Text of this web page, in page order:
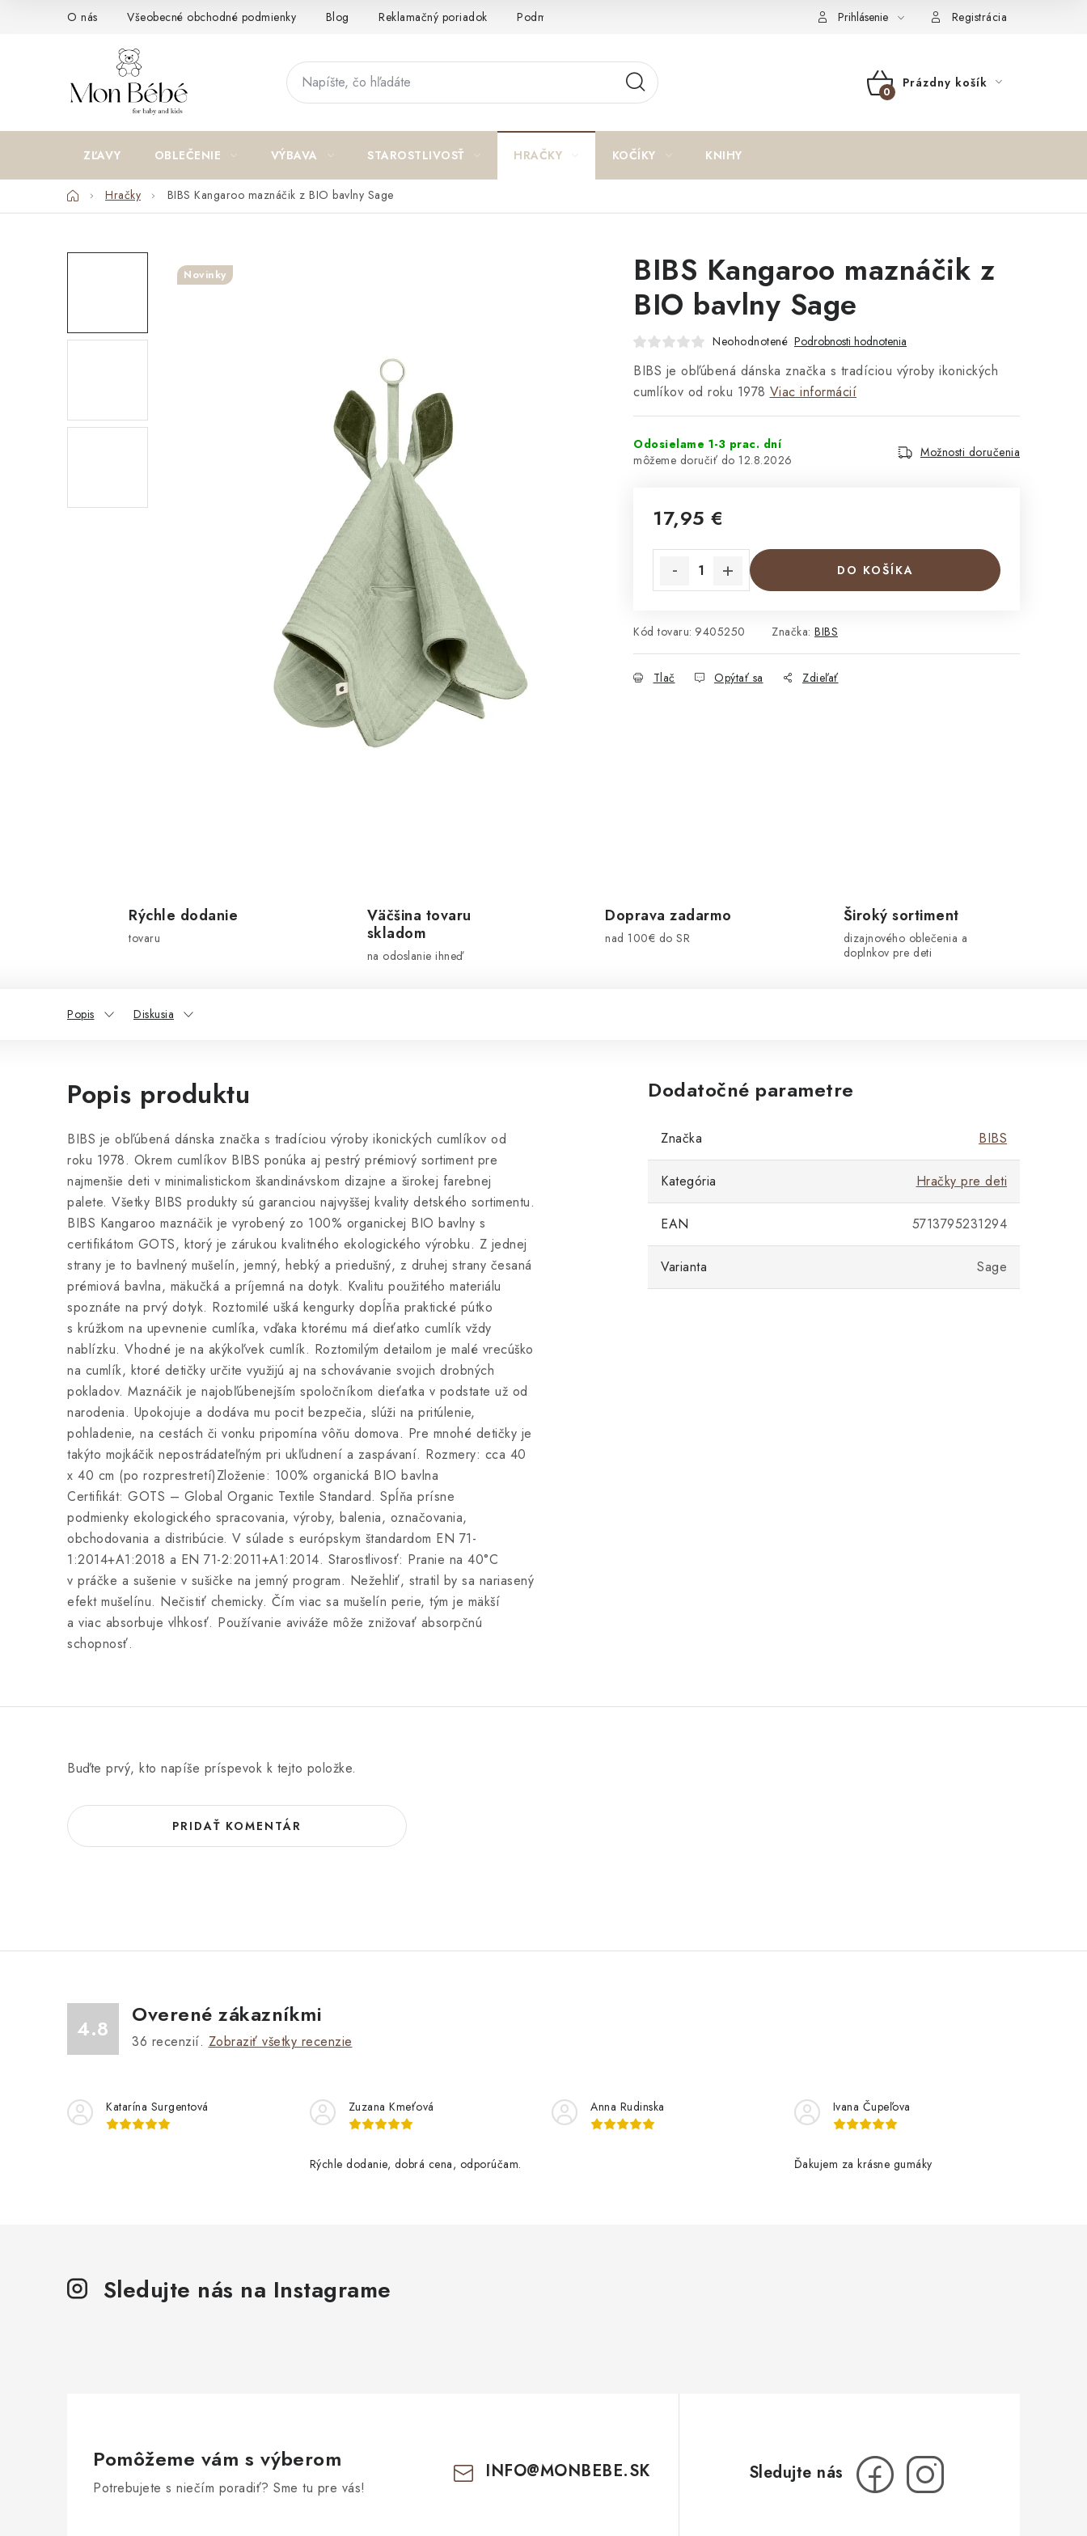
O nás Všeobecné obchodné podmienky Blog Reklamačný poriadok Podmienky ochrany osobných údajov a poučenie o cookies Formulár na odstúpenie od zmluvy
Prihlásenie Registrácia
NÁKUPNÝ
Prázdny košík
ZĽAVY OBLEČENIE VÝBAVA STAROSTLIVOSŤ HRAČKY KOČÍKY KNIHY
DomovHračky BIBS Kangaroo maznáčik z BIO bavlny Sage
BIBS Kangaroo maznáčik z
BIO bavlny Sage
Neohodnotené Podrobnosti hodnotenia
BIBS je obľúbená dánska značka s tradíciou výroby ikonických
cumlíkov od roku 1978 Viac informácií
Odosielame 1-3 prac. dní
12.8.2026
Možnosti doručenia
17,95 €
DO KOŠÍKA
Kód tovaru: 9405250 Značka: BIBS
Tlač Opýtať sa Zdieľať
Novinky
Rýchle dodanie
tovaru
Väčšina tovaru
skladom
na odoslanie ihneď
Doprava zadarmo
nad 100€ do SR
Široký sortiment
dizajnového oblečenia a
doplnkov pre deti
Popis Diskusia
Popis produktu
BIBS je obľúbená dánska značka s tradíciou výroby ikonických cumlíkov od
roku 1978. Okrem cumlíkov BIBS ponúka aj pestrý prémiový sortiment pre
najmenšie deti v minimalistickom škandinávskom dizajne a širokej farebnej
palete. Všetky BIBS produkty sú garanciou najvyššej kvality detského sortimentu.
BIBS Kangaroo maznáčik je vyrobený zo 100% organickej BIO bavlny s
certifikátom GOTS, ktorý je zárukou kvalitného ekologického výrobku. Z jednej
strany je to bavlnený mušelín, jemný, hebký a priedušný, z druhej strany česaná
prémiová bavlna, mäkučká a príjemná na dotyk. Kvalitu použitého materiálu
spoznáte na prvý dotyk. Roztomilé ušká kengurky dopĺňa praktické pútko
s krúžkom na upevnenie cumlíka, vďaka ktorému má dieťatko cumlík vždy
nablízku. Vhodné je na akýkoľvek cumlík. Roztomilým detailom je malé vrecúško
na cumlík, ktoré detičky určite využijú aj na schovávanie svojich drobných
pokladov. Maznáčik je najobľúbenejším spoločníkom dieťatka v podstate už od
narodenia. Upokojuje a dodáva mu pocit bezpečia, slúži na pritúlenie,
pohladenie, na cestách či vonku pripomína vôňu domova. Pre mnohé detičky je
takýto mojkáčik nepostrádateľným pri ukľudnení a zaspávaní. Rozmery: cca 40
x 40 cm (po rozprestretí)Zloženie: 100% organická BIO bavlna
Certifikát: GOTS – Global Organic Textile Standard. Spĺňa prísne
podmienky ekologického spracovania, výroby, balenia, označovania,
obchodovania a distribúcie. V súlade s európskym štandardom EN 71-
1:2014+A1:2018 a EN 71-2:2011+A1:2014. Starostlivosť: Pranie na 40°C
v práčke a sušenie v sušičke na jemný program. Nežehliť, stratil by sa nariasený
efekt mušelínu. Nečistiť chemicky. Čím viac sa mušelín perie, tým je mäkší
a viac absorbuje vlhkosť. Používanie aviváže môže znižovať absorpčnú
schopnosť.
Dodatočné parametre
Značka BIBS
Kategória Hračky pre deti
EAN 5713795231294
Varianta Sage
Buďte prvý, kto napíše príspevok k tejto položke.
PRIDAŤ KOMENTÁR
4.8
Overené zákazníkmi
36 recenzií. Zobraziť všetky recenzie
Katarína Surgentová Zuzana Kmeťová
Rýchle dodanie, dobrá cena, odporúčam.
Anna Rudinska Ivana Čupeľova
Ďakujem za krásne gumáky
Sledujte nás na Instagrame
Pomôžeme vám s výberom
Potrebujete s niečím poradiť? Sme tu pre vás!
INFO@MONBEBE.SK